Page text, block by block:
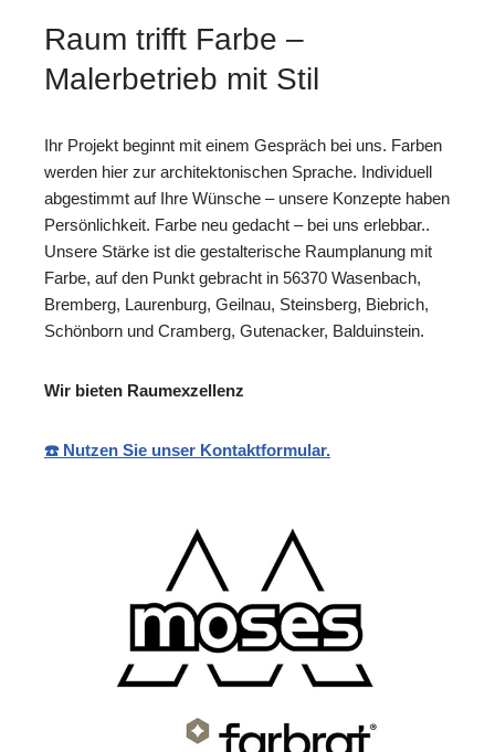
Raum trifft Farbe –
Malerbetrieb mit Stil
Ihr Projekt beginnt mit einem Gespräch bei uns. Farben
werden hier zur architektonischen Sprache. Individuell
abgestimmt auf Ihre Wünsche – unsere Konzepte haben
Persönlichkeit. Farbe neu gedacht – bei uns erlebbar..
Unsere Stärke ist die gestalterische Raumplanung mit
Farbe, auf den Punkt gebracht in 56370 Wasenbach,
Bremberg, Laurenburg, Geilnau, Steinsberg, Biebrich,
Schönborn und Cramberg, Gutenacker, Balduinstein.
Wir bieten Raumexzellenz
☎️ Nutzen Sie unser Kontaktformular.